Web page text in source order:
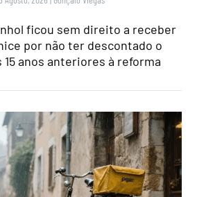
ficou sem direito a receber
por não ter descontado o
anos anteriores à reforma